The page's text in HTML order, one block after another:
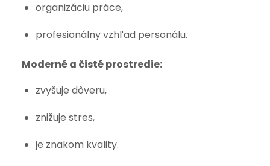
organizáciu práce,
profesionálny vzhľad personálu.
Moderné a čisté prostredie:
zvyšuje dôveru,
znižuje stres,
je znakom kvality.